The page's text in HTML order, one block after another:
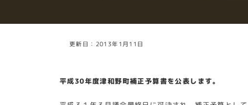
更新日：2013年1月11日
平成30年度津和野町補正予算書を公表します。